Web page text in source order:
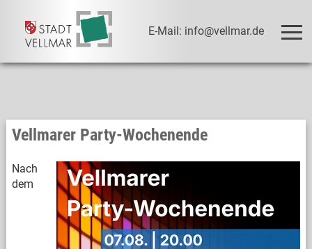
E-Mail: info@vellmar.de
Vellmarer Party-Wochenende
Nach
dem